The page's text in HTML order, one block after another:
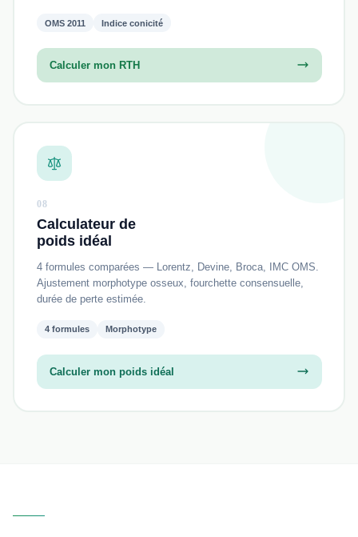
OMS 2011 Indice conicité
Calculer mon RTH
08
Calculateur de
poids idéal
4 formules comparées — Lorentz, Devine, Broca, IMC OMS.
Ajustement morphotype osseux, fourchette consensuelle,
durée de perte estimée.
4 formules Morphotype
Calculer mon poids idéal